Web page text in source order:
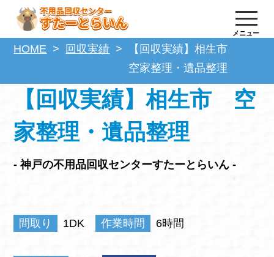
メニュー
HOME 回収実績
【回収実績】相生市
空家整理・遺品整理
【回収実績】相生市 空
家整理・遺品整理
- 神戸の不用品回収センターすたーとらいん -
間取り 1DK 作業時間 6時間